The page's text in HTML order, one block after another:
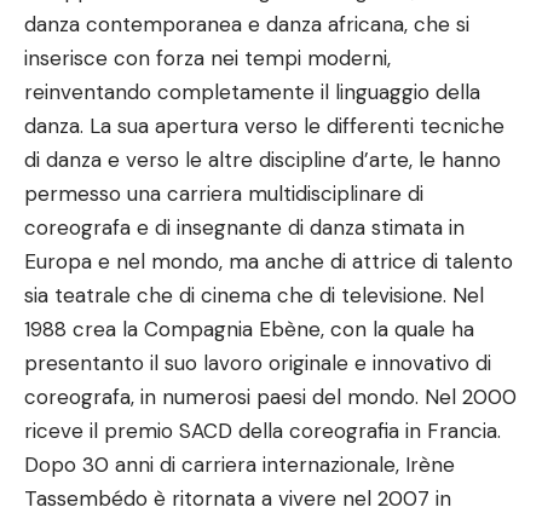
danza contemporanea e danza africana, che si
inserisce con forza nei tempi moderni,
reinventando completamente il linguaggio della
danza. La sua apertura verso le differenti tecniche
di danza e verso le altre discipline d’arte, le hanno
permesso una carriera multidisciplinare di
coreografa e di insegnante di danza stimata in
Europa e nel mondo, ma anche di attrice di talento
sia teatrale che di cinema che di televisione. Nel
1988 crea la Compagnia Ebène, con la quale ha
presentanto il suo lavoro originale e innovativo di
coreografa, in numerosi paesi del mondo. Nel 2000
riceve il premio SACD della coreografia in Francia.
Dopo 30 anni di carriera internazionale, Irène
Tassembédo è ritornata a vivere nel 2007 in